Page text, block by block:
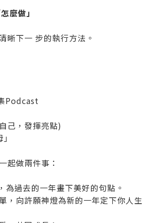
麼做」
晰下一 步的執行方法。
Podcast
己，發揮亮點)
起做兩件事：
過去的一年畫下美好的句點。
，向許願神燈為新的一年定下你人